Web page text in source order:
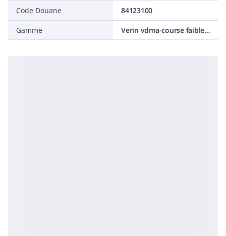
Code Douane
84123100
Gamme Verin vdma-course faible - compact iso